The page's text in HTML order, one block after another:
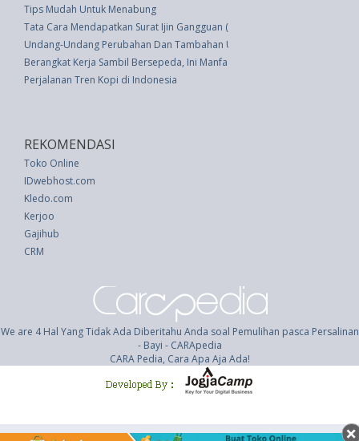
Tips Mudah Untuk Menabung
Tata Cara Mendapatkan Surat Ijin Gangguan (HO)
Undang-Undang Perubahan Dan Tambahan Undang-undang No.38 Prp.
Berangkat Kerja Sambil Bersepeda, Ini Manfaatnya
Perjalanan Tren Kopi di Indonesia
REKOMENDASI
Toko Online
IDwebhost.com
Kledo.com
Kerjoo
Gajihub
CRM
We are 4 Hal Yang Tidak Ada Diberitahu Anda soal Pemulihan pasca Persalinan
- Bayi - CARApedia
CARA Pedia, Cara Apa Aja Ada!